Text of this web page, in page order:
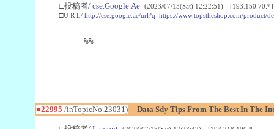
□投稿者/ cse.Google.Ae -(2023/07/15(Sat) 12:22:51) [193.150.70.*]
□U R L/ http://cse.google.ae/url?q=https://www.topsthcshop.com/
%%
■22995 /inTopicNo.23031) Data Sdy Tips From The Best In The